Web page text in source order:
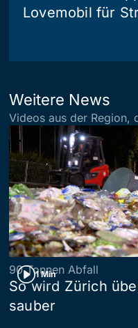
Lovemobil für
Weitere News
Videos aus der Region,
1 Min
90 Tonnen Abfall
So wird Zürich
sauber